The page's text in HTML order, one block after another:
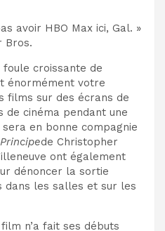
avoir HBO Max ici, Gal. »
Bros.
croissante de
énormément votre
films sur des écrans de
de cinéma pendant une
en bonne compagnie
Principede Christopher
ont également
dénoncer la sortie
dans les salles et sur les
n’a fait ses débuts